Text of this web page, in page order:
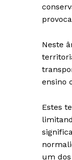
Neste
ensino
Estes
um